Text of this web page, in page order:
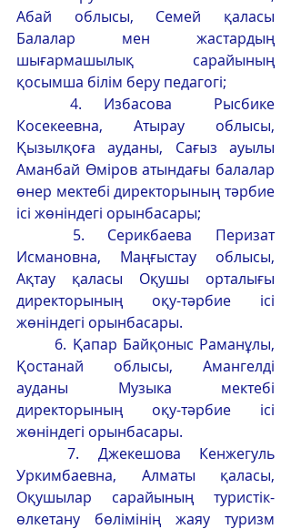
Абай облысы, Семей қаласы
Балалар мен жастардың
шығармашылық сарайының
қосымша білім беру педагогі;
	4. Избасова  Рысбике
Косекеевна, Атырау облысы,
Қызылқоға ауданы, Сағыз ауылы
Аманбай Өміров атындағы балалар
өнер мектебі директорының тәрбие
ісі жөніндегі орынбасары;
Исмановна, Маңғыстау облысы,
Ақтау қаласы Оқушы орталығы
директорының оқу-тәрбие ісі
жөніндегі орынбасары.
Қостанай облысы, Амангелді
ауданы Музыка мектебі
директорының оқу-тәрбие ісі
жөніндегі орынбасары.
	7. Джекешова Кенжегуль
Уркимбаевна, Алматы қаласы,
Оқушылар сарайының туристік-
өлкетану бөлімінің жаяу туризм